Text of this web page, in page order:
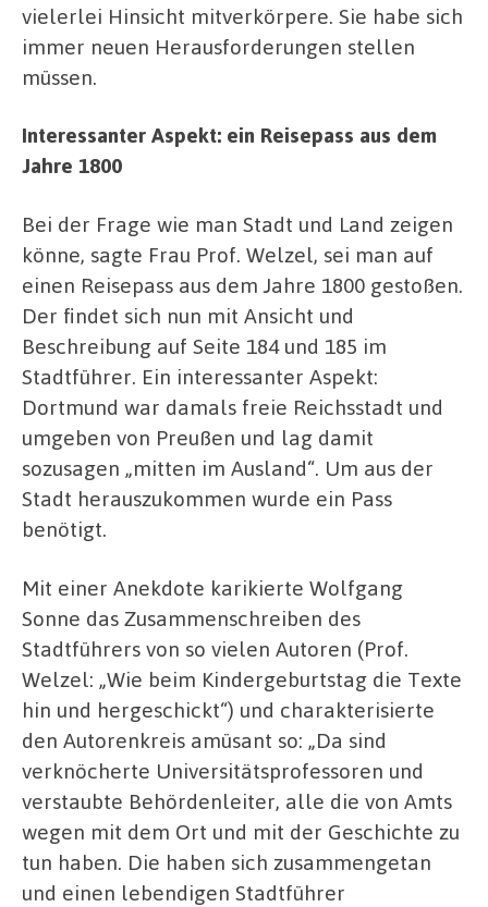
vielerlei Hinsicht mitverkörpere. Sie habe sich
immer neuen Herausforderungen stellen
müssen.
Interessanter Aspekt: ein Reisepass aus dem
Jahre 1800
Bei der Frage wie man Stadt und Land zeigen
könne, sagte Frau Prof. Welzel, sei man auf
einen Reisepass aus dem Jahre 1800 gestoßen.
Der findet sich nun mit Ansicht und
Beschreibung auf Seite 184 und 185 im
Stadtführer. Ein interessanter Aspekt:
Dortmund war damals freie Reichsstadt und
umgeben von Preußen und lag damit
sozusagen „mitten im Ausland“. Um aus der
Stadt herauszukommen wurde ein Pass
benötigt.
Mit einer Anekdote karikierte Wolfgang
Sonne das Zusammenschreiben des
Stadtführers von so vielen Autoren (Prof.
Welzel: „Wie beim Kindergeburtstag die Texte
hin und hergeschickt“) und charakterisierte
den Autorenkreis amüsant so: „Da sind
verknöcherte Universitätsprofessoren und
verstaubte Behördenleiter, alle die von Amts
wegen mit dem Ort und mit der Geschichte zu
tun haben. Die haben sich zusammengetan
und einen lebendigen Stadtführer